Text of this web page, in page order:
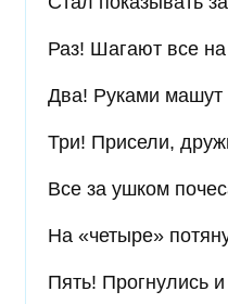
Раз! Шагают все
Два! Руками машут
Три! Присели,
Все за ушком
На «четыре»
Пять! Прогнулись и